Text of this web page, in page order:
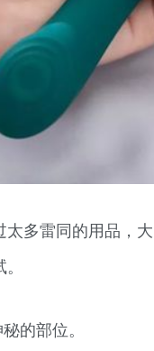
多雷同的用品，
的部位。